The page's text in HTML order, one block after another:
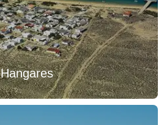
Hangares